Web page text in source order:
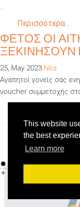
This website
the best
Learn more
Περισσότερα...
ΦΕΤΟΣ ΟΙ
ΞΕΚΙΝΗΣΟΥΝ
25, May 2023 Νέα
Αγαπητοί γονείς σας
voucher συμμετοχής
Περισσότερα